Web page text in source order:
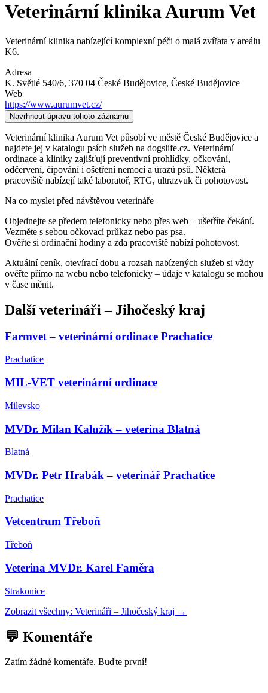
Veterinární klinika Aurum Vet
Veterinární klinika nabízející komplexní péči o malá zvířata v areálu
K6.
Adresa
K. Světlé 540/6, 370 04 České Budějovice, České Budějovice
Web
https://www.aurumvet.cz/
Navrhnout úpravu tohoto záznamu
Veterinární klinika Aurum Vet působí ve městě České Budějovice a
najdete jej v katalogu psích služeb na dogslife.cz. Veterinární
ordinace a kliniky zajišťují preventivní prohlídky, očkování,
odčervení, čipování i ošetření nemocí a úrazů psů. Některá
pracoviště nabízejí také laboratoř, RTG, ultrazvuk či pohotovost.
Na co myslet před návštěvou veterináře
Objednejte se předem telefonicky nebo přes web – ušetříte čekání.
Vezměte s sebou očkovací průkaz nebo pas psa.
Ověřte si ordinační hodiny a zda pracoviště nabízí pohotovost.
Aktuální ceník, otevírací dobu a rozsah nabízených služeb si vždy
ověřte přímo na webu nebo telefonicky – údaje v katalogu se mohou
v čase měnit.
Další veterináři – Jihočeský kraj
Farmvet – veterinární ordinace Prachatice
Prachatice
MIL-VET veterinární ordinace
Milevsko
MVDr. Milan Kalužík – veterina Blatná
Blatná
MVDr. Petr Hrabák – veterinář Prachatice
Prachatice
Vetcentrum Třeboň
Třeboň
Veterina MVDr. Karel Faměra
Strakonice
Zobrazit všechny: Veterináři – Jihočeský kraj →
💬 Komentáře
Zatím žádné komentáře. Buďte první!